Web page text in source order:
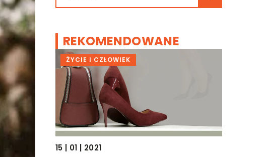
REKOMENDOWANE
ŻYCIE I CZŁOWIEK
15 | 01 | 2021